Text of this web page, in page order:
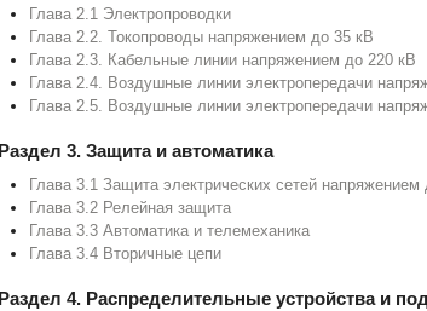
Глава 2.1 Электропроводки
Глава 2.2. Токопроводы напряжением до 35 кВ
Глава 2.3. Кабельные линии напряжением до 220 кВ
Глава 2.4. Воздушные линии электропередачи
Глава 2.5. Воздушные линии электропередачи
Раздел 3. Защита и автоматика
Глава 3.1 Защита электрических сетей напряжением
Глава 3.2 Релейная защита
Глава 3.3 Автоматика и телемеханика
Глава 3.4 Вторичные цепи
Раздел 4. Распределительные устройства и